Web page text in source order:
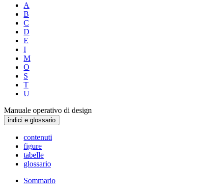
A
B
C
D
E
I
M
O
S
T
U
Manuale operativo di design
indici e glossario
contenuti
figure
tabelle
glossario
Sommario